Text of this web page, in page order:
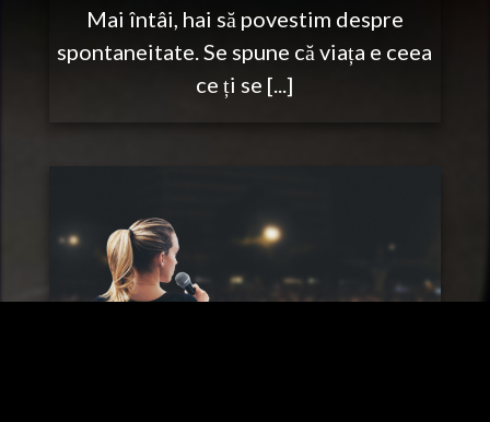
Mai întâi, hai să povestim despre
spontaneitate. Se spune că viața e ceea
ce ți se [...]